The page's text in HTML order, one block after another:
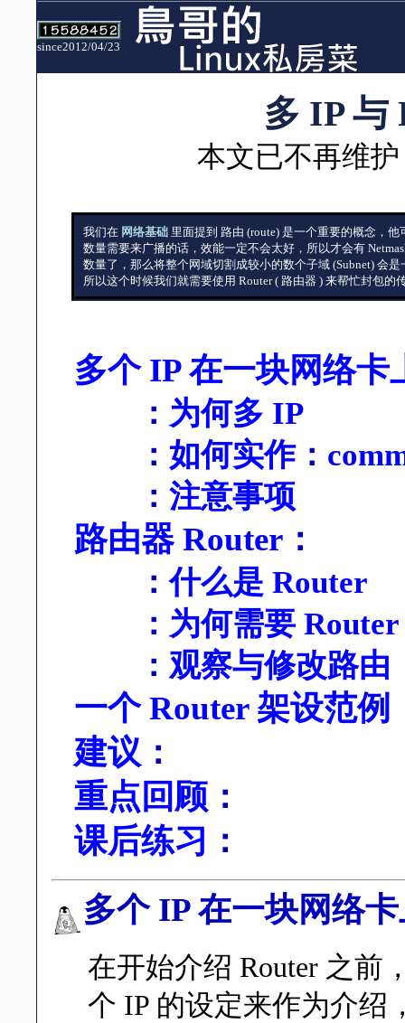
since2012/04/23
多 IP 与
本文已不再维
我们在 网络基础 里面提到 路由 (route) 是一个重要的概念，
数量需要来广播的话，效能一定不会太好，所以才会有
数量了，那么将整个网域切割成较小的数个子域 (Subnet) 会
所以这个时候我们就需要使用 Router ( 路由器 ) 来帮忙封包的
多个 IP 在一块网络卡
： 为何多 IP
： 如何实作：
： 注意事项
路由器 Router ：
：什么是 Router
： 为何需要 Router
： 观察与修改路由
一个 Router 架设范例
建议 ：
重点回顾 ：
课后练习 ：
多个 IP 在一块网络
在开始介绍 Router 之前
个 IP 的设定来作为介绍